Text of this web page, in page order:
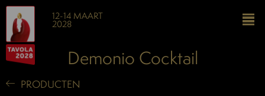
12-14 MAART
2028
Demonio Cocktail
PRODUCTEN